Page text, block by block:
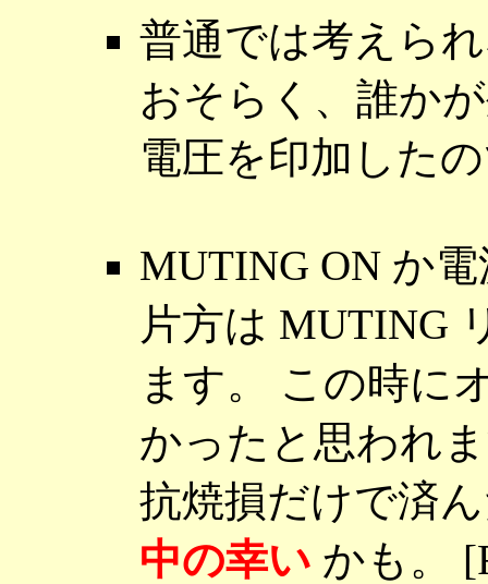
普通では考えら
おそらく、誰か
電圧を印加した
MUTING ON か
片方は MUTING
ます。 この時に
かったと思われ
抗焼損だけで済
中の幸い かも。